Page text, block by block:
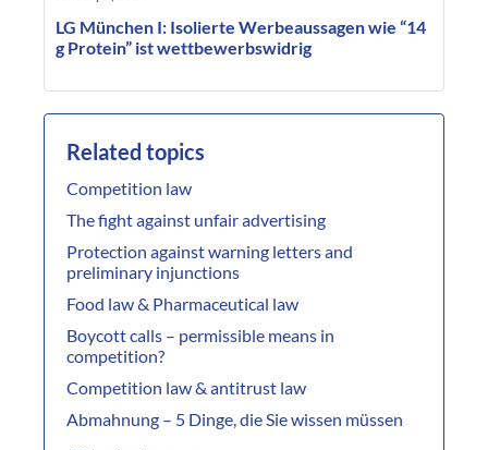
LG München I: Isolierte Werbeaussagen wie “14
g Protein” ist wettbewerbswidrig
Related topics
Competition law
The fight against unfair advertising
Protection against warning letters and
preliminary injunctions
Food law & Pharmaceutical law
Boycott calls – permissible means in
competition?
Competition law & antitrust law
Abmahnung – 5 Dinge, die Sie wissen müssen